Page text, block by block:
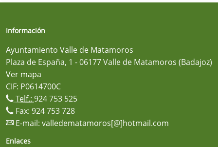
Información
Ayuntamiento Valle de Matamoros
Plaza de España, 1 - 06177 Valle de Matamoros (Badajoz)
Ver mapa
CIF: P0614700C
Telf.: 924 753 525
Fax: 924 753 728
E-mail: valledematamoros[@]hotmail.com
Enlaces